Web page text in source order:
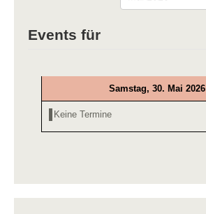
Events für
Samstag, 30. Mai 2026
Keine Termine